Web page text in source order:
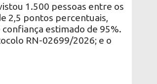
1.500 pessoas entre os
2,5 pontos percentuais,
estimado de 95%.
RN-02699/2026; e o